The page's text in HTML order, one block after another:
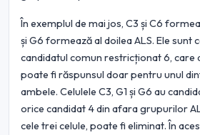
În exemplul de mai jos, C3 și C6
și G6 formează al doilea ALS. Ele sunt
candidatul comun restricționat 6, care
poate fi răspunsul doar pentru unul
ambele. Celulele C3, G1 și G6 au
orice candidat 4 din afara grupurilor
cele trei celule, poate fi eliminat. În